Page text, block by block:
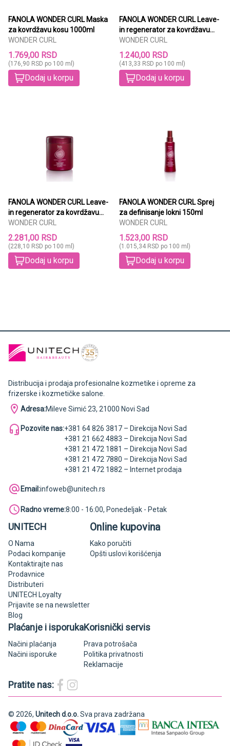
FANOLA WONDER CURL Maska
za kovrdžavu kosu 1000ml
WONDER CURL
1.769,00 RSD
(176,90 RSD po 100 ml)
Dodaj u korpu
FANOLA WONDER CURL Leave-
in regenerator za kovrdžavu
kosu 300ml
WONDER CURL
1.240,00 RSD
(413,33 RSD po 100 ml)
Dodaj u korpu
FANOLA WONDER CURL Leave-
in regenerator za kovrdžavu
kosu 1000ml
WONDER CURL
2.281,00 RSD
(228,10 RSD po 100 ml)
Dodaj u korpu
FANOLA WONDER CURL Sprej
za definisanje lokni 150ml
WONDER CURL
1.523,00 RSD
(1.015,34 RSD po 100 ml)
Dodaj u korpu
Distribucija i prodaja profesionalne kozmetike i opreme za
frizerske i kozmetičke salone.
Adresa:Mileve Simić 23, 21000 Novi Sad
Pozovite nas:+381 64 826 3817 – Direkcija Novi Sad
+381 21 662 4883 – Direkcija Novi Sad
+381 21 472 1881 – Direkcija Novi Sad
+381 21 472 7880 – Direkcija Novi Sad
+381 21 472 1882 – Internet prodaja
Email:infoweb@unitech.rs
Radno vreme:8:00 - 16:00, Ponedeljak - Petak
UNITECH
O Nama
Podaci kompanije
Kontaktirajte nas
Prodavnice
Distributeri
UNITECH Loyalty
Prijavite se na newsletter
Blog
Online kupovina
Kako poručiti
Opšti uslovi korišćenja
Plaćanje i isporuka
Načini plaćanja
Načini isporuke
Korisnički servis
Prava potrošača
Politika privatnosti
Reklamacije
Pratite nas:
© 2026, Unitech d.o.o.Sva prava zadržana